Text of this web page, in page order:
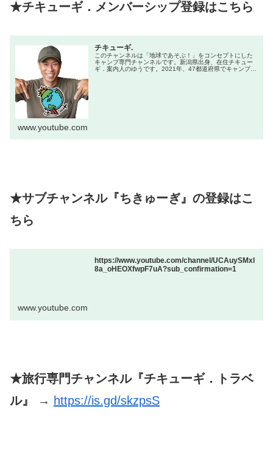
★チキューギ．メンバーシップ登録はこちら
チキューギ.
このチャンネルは「地球であそぶ！」をコンセプトにした
キャンプ専門チャンネルです。新潟県出身、在住チキュー
ギ．案内人のゆうです。2021年、47都道府県でキャンプを
www.youtube.com
★サブチャンネル『ちきゅーぎ』の登録はこ
ちら
https://www.youtube.com/channel/UCAuySMxl
8a_oHEOXfwpF7uA?sub_confirmation=1
www.youtube.com
★旅行専門チャンネル『チキューギ．トラベ
ル』 → https://is.gd/skzpsS